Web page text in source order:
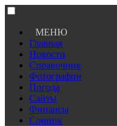
МЕНЮ
Главная
Новости
Справочник
Фотографии
Погода
Сайты
Финансы
Сонник